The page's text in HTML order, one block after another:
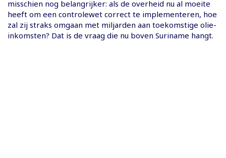
misschien nog belangrijker: als de overheid nu al moeite
heeft om een controlewet correct te implementeren, hoe
zal zij straks omgaan met miljarden aan toekomstige olie-
inkomsten? Dat is de vraag die nu boven Suriname hangt.